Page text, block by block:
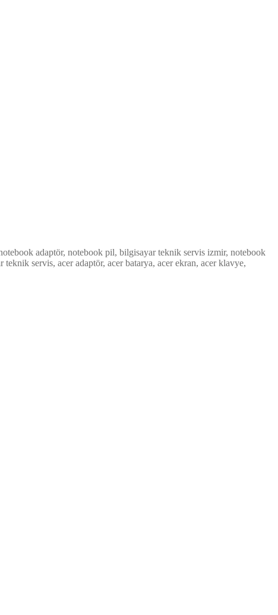
adaptör, notebook pil, bilgisayar teknik servis izmir, notebook
servis, acer adaptör, acer batarya, acer ekran, acer klavye,